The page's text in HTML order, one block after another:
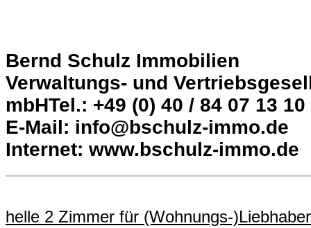
Bernd Schulz Immobilien
Verwaltungs- und
mbHTel.: +49 (0) 40 / 84 07 13 10
E-Mail: info@bschulz-immo.de
Internet: www.bschulz-immo.de
helle 2 Zimmer für (Wohnungs-)Liebhaber